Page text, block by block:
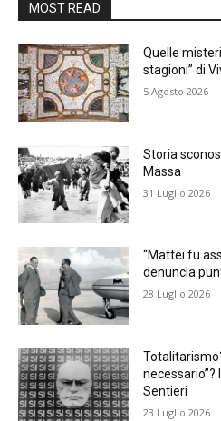
MOST READ
Quelle
stagioni” di
5 Agosto 2026
Storia
Massa
31 Luglio 2026
“Mattei fu
denuncia
28 Luglio 2026
Sentieri
23 Luglio 2026